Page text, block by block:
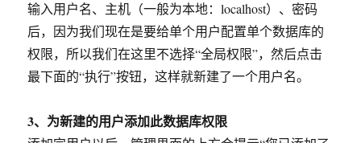
输入用户名、主机（一般为本地：localhost）、密码
后，因为我们现在是要给单个用户配置单个数据库的
权限，所以我们在这里不选择“全局权限”，然后点击
最下面的“执行”按钮，这样就新建了一个用户名。
3、为新建的用户添加此数据库权限